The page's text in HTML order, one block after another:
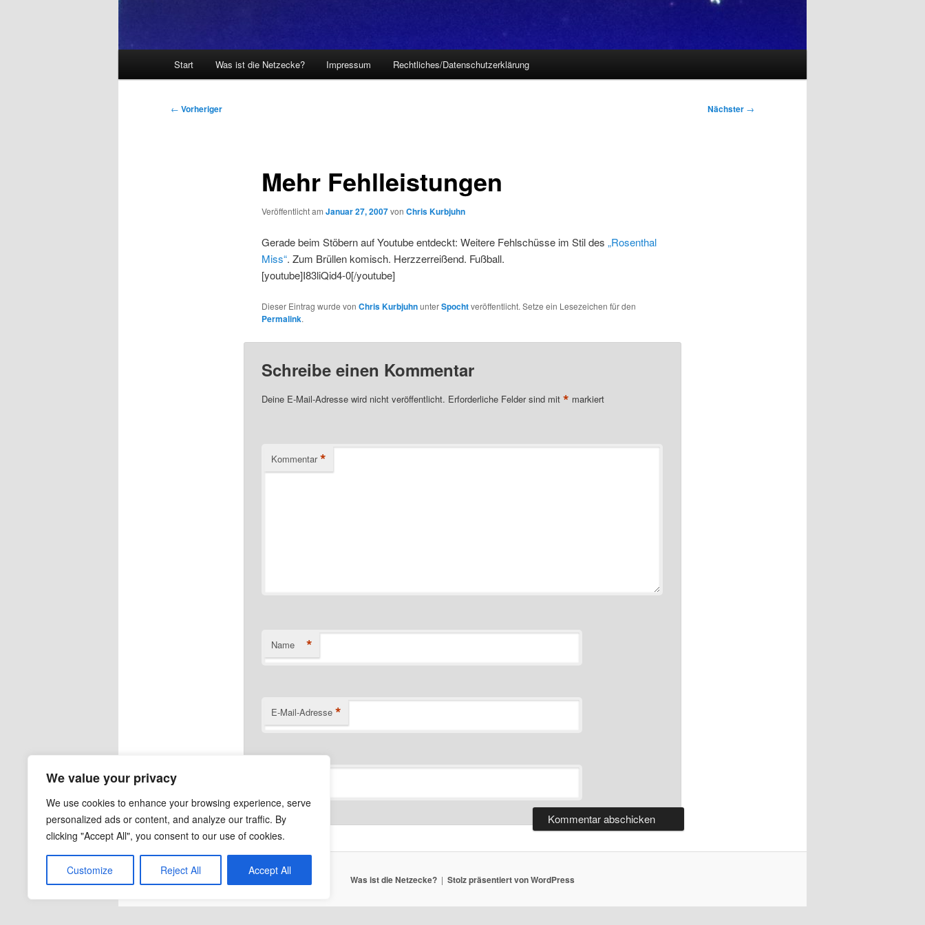
We value your privacy
We use cookies to enhance your browsing experience, serve
personalized ads or content, and analyze our traffic. By
clicking "Accept All", you consent to our use of cookies.
Customize Reject All Accept All
Start Was ist die Netzecke? Impressum Rechtliches/Datenschutzerklärung
Beitragsnavigation
← Vorheriger Nächster →
Mehr Fehlleistungen
Veröffentlicht am Januar 27, 2007von Chris Kurbjuhn
Gerade beim Stöbern auf Youtube entdeckt: Weitere Fehlschüsse im Stil des „Rosenthal
Miss“. Zum Brüllen komisch. Herzzerreißend. Fußball.
[youtube]I83liQid4-0[/youtube]
Dieser Eintrag wurde von Chris KurbjuhnunterSpochtveröffentlicht. Setze ein Lesezeichen für den
Permalink.
Schreibe einen Kommentar
Deine E-Mail-Adresse wird nicht veröffentlicht. Erforderliche Felder sind mit * markiert
Kommentar *
Name *
E-Mail-Adresse *
Was ist die Netzecke? Stolz präsentiert von WordPress